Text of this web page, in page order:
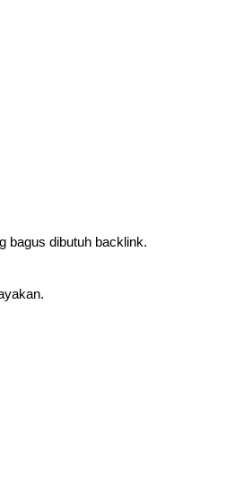
bagus dibutuh backlink.